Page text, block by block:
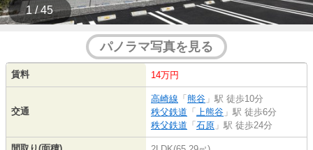
1 / 45
パノラマ写真を見る
賃料 14万円
交通
高崎線 「 熊谷 」駅 徒歩10分
秩父鉄道 「 上熊谷 」駅 徒歩6分
秩父鉄道 「 石原 」駅 徒歩24分